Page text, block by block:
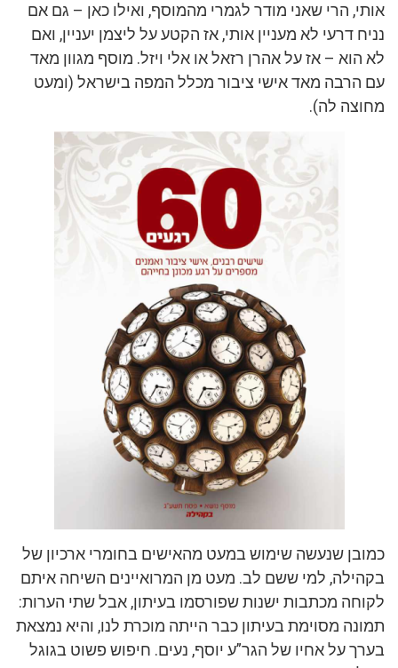
אותי, הרי שאני מודר לגמרי מהמוסף, ואילו כאן – גם אם
נניח דרעי לא מעניין אותי, אז הקטע על ליצמן יעניין, ואם
לא הוא – אז על אהרן רזאל או אלי ויזל. מוסף מגוון מאד
עם הרבה מאד אישי ציבור מכלל המפה בישראל (ומעט
מחוצה לה).
כמובן שנעשה שימוש במעט מהאישים בחומרי ארכיון של
בקהילה, למי ששם לב. מעט מן המרואיינים השיחה איתם
לקוחה מכתבות ישנות שפורסמו בעיתון, אבל שתי הערות:
תמונה מסוימת בעיתון כבר הייתה מוכרת לנו, והיא נמצאת
בערך על אחיו של הגר”ע יוסף, נעים. חיפוש פשוט בגוגל